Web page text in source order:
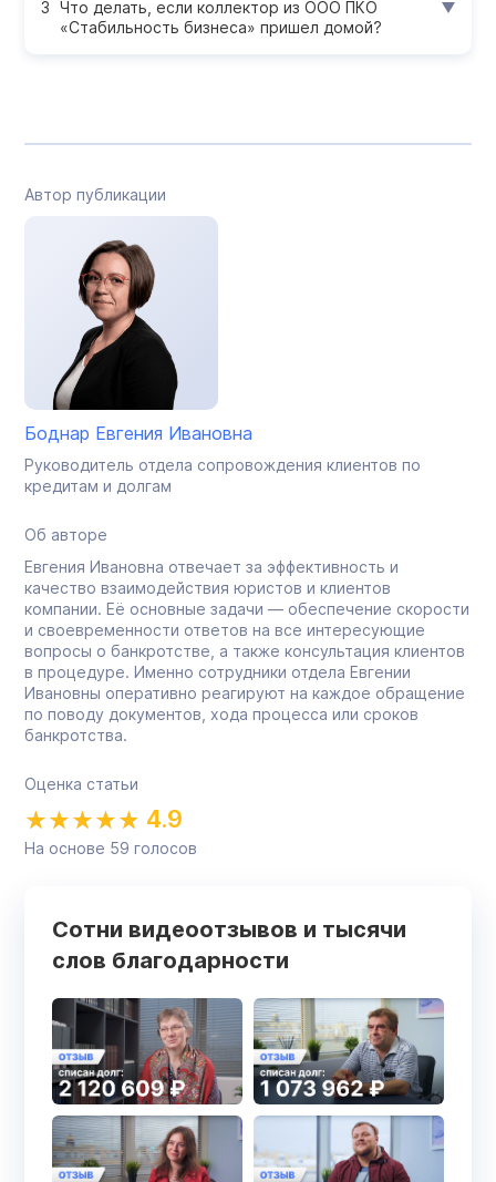
Что делать, если коллектор из ООО ПКО
«Стабильность бизнеса» пришел домой?
Автор публикации
Боднар Евгения Ивановна
Руководитель отдела сопровождения клиентов по
кредитам и долгам
Об авторе
Евгения Ивановна отвечает за эффективность и
качество взаимодействия юристов и клиентов
компании. Её основные задачи — обеспечение скорости
и своевременности ответов на все интересующие
вопросы о банкротстве, а также консультация клиентов
в процедуре. Именно сотрудники отдела Евгении
Ивановны оперативно реагируют на каждое обращение
по поводу документов, хода процесса или сроков
банкротства.
Оценка статьи
4.9
На основе 59 голосов
Сотни видеоотзывов и тысячи
слов благодарности